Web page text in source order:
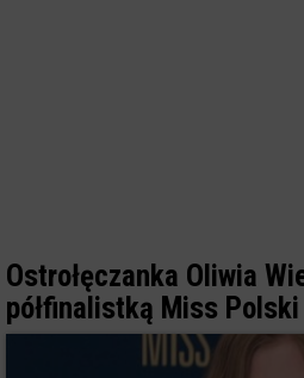
Ostrołęczanka Oliwia
półfinalistką Miss